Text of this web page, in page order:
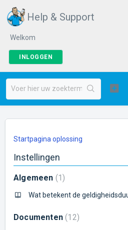
Help & Support
Welkom
INLOGGEN
Startpagina oplossing
Instellingen
Algemeen 1
Wat betekent de
Documenten 12